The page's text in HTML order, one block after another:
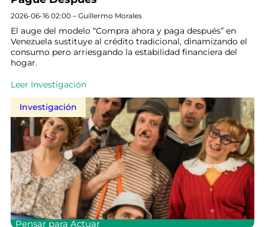
2026-06-16 02:00 – Guillermo Morales
El auge del modelo “Compra ahora y paga después” en
Venezuela sustituye al crédito tradicional, dinamizando el
consumo pero arriesgando la estabilidad financiera del
hogar.
Leer Investigación
Investigación
Pensar para Actuar